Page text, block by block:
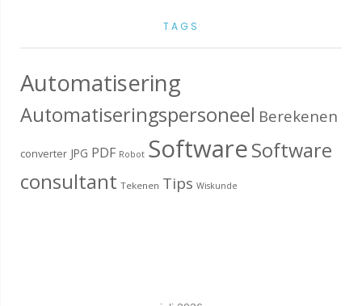
TAGS
Automatisering
Automatiseringspersoneel Berekenen
converter JPG PDF Robot SoftwareSoftware
consultant Tekenen Tips Wiskunde